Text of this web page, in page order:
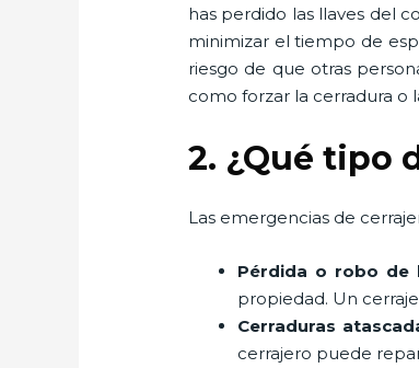
has perdido las llaves del
minimizar el tiempo de
riesgo de que otras
como forzar la cerradura o
2. ¿Qué tipo
Las emergencias de
Pérdida o robo de
propiedad. Un
Cerraduras
cerrajero puede